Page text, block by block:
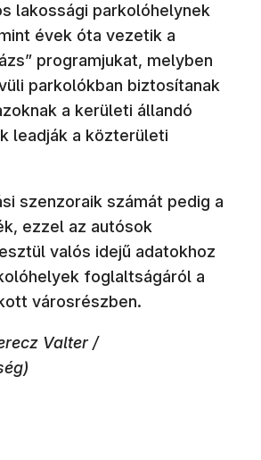
lakossági parkolóhelynek
évek óta vezetik a
programjukat, melyben
parkolókban biztosítanak
a kerületi állandó
leadják a közterületi
szenzoraik számát pedig a
ezzel az autósok
valós idejű adatokhoz
foglaltságáról a
városrészben.
Valter /